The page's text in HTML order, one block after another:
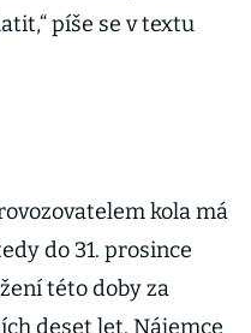
píše se v textu
kola má
do 31. prosince
této doby za
deset let. Nájemce